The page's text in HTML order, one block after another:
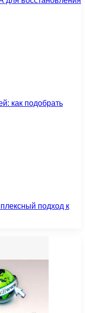
как подобрать
подход к